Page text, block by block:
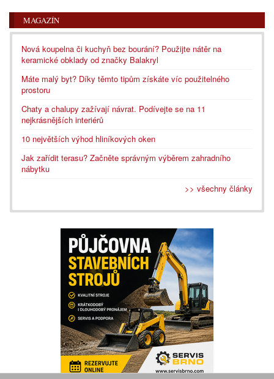
MAGAZÍN
Nová koupelna či kuchyň bez bourání? Použijte nátěr na
keramické obklady od značky Balakryl
Máte malý byt? Díky těmto tipům získáte víc použitelného
prostoru
Chaty a chalupy zažívají návrat. Podívejte se na 11
nejkrásnějších interiérů
10 největších výhod hliníkových oken
Jak zařídit terasu? Začněte správným výběrem zahradního
nábytku
>> všechny články